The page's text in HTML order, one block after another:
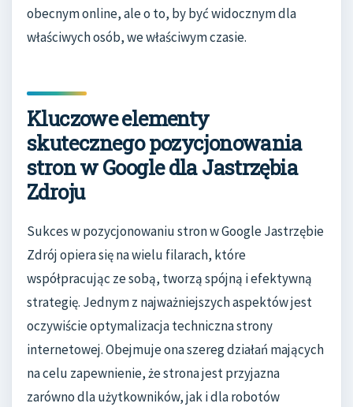
obecnym online, ale o to, by być widocznym dla
właściwych osób, we właściwym czasie.
Kluczowe elementy
skutecznego pozycjonowania
stron w Google dla Jastrzębia
Zdroju
Sukces w pozycjonowaniu stron w Google Jastrzębie
Zdrój opiera się na wielu filarach, które
współpracując ze sobą, tworzą spójną i efektywną
strategię. Jednym z najważniejszych aspektów jest
oczywiście optymalizacja techniczna strony
internetowej. Obejmuje ona szereg działań mających
na celu zapewnienie, że strona jest przyjazna
zarówno dla użytkowników, jak i dla robotów